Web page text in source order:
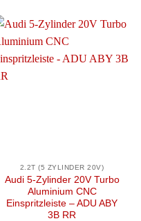
2.2T (5 ZYLINDER 20V)
Audi 5-Zylinder 20V Turbo
Aluminium CNC
Einspritzleiste – ADU ABY
3B RR